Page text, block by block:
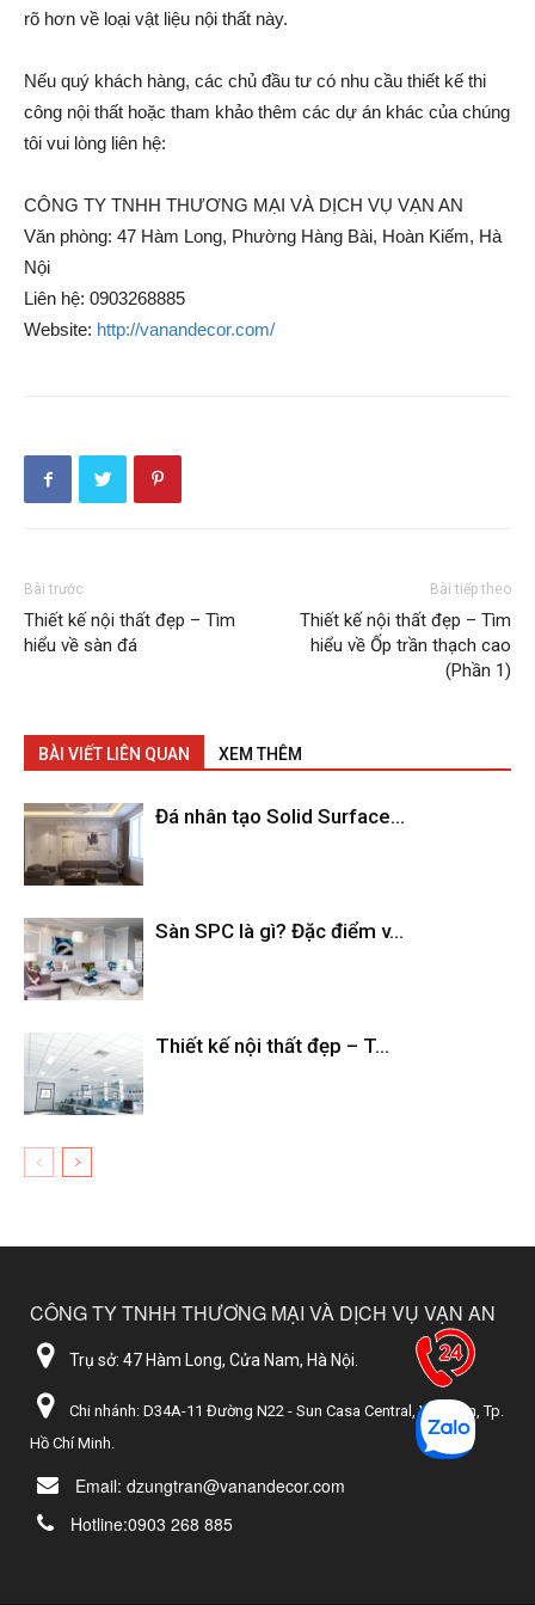
rõ hơn về loại vật liệu nội thất này.
Nếu quý khách hàng, các chủ đầu tư có nhu cầu thiết kế thi
công nội thất hoặc tham khảo thêm các dự án khác của chúng
tôi vui lòng liên hệ:
CÔNG TY TNHH THƯƠNG MẠI VÀ DỊCH VỤ VẠN AN
Văn phòng: 47 Hàm Long, Phường Hàng Bài, Hoàn Kiếm, Hà
Nội
Liên hệ: 0903268885
Website: http://vanandecor.com/
Bài trước
Thiết kế nội thất đẹp – Tìm
hiểu về sàn đá
Bài tiếp theo
Thiết kế nội thất đẹp – Tìm
hiểu về Ốp trần thạch cao
(Phần 1)
BÀI VIẾT LIÊN QUAN XEM THÊM
Đá nhân tạo Solid Surface...
Sàn SPC là gì? Đặc điểm v...
Thiết kế nội thất đẹp – T...
CÔNG TY TNHH THƯƠNG MẠI VÀ DỊCH VỤ VẠN AN
Trụ sở: 47 Hàm Long, Cửa Nam, Hà Nội.
Chi nhánh: D34A-11 Đường N22 - Sun Casa Central, Vĩnh Tân, Tp.
Hồ Chí Minh.
Email: dzungtran@vanandecor.com
Hotline:0903 268 885